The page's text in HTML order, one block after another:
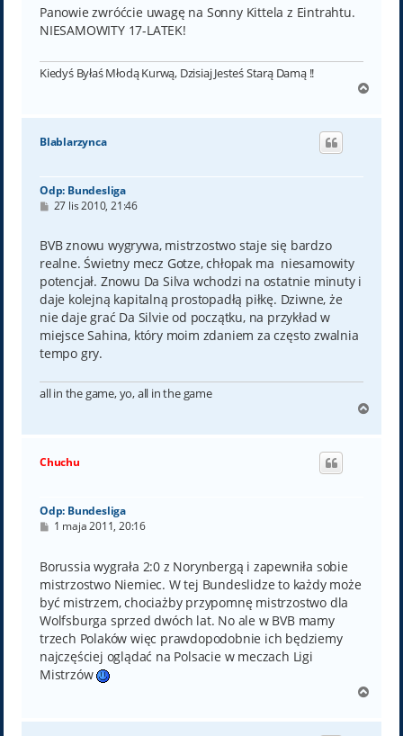
t
Panowie zwróćcie uwagę na Sonny Kittela z Eintrahtu.
NIESAMOWITY 17-LATEK!
Kiedyś Byłaś Młodą Kurwą, Dzisiaj Jesteś Starą Damą !!
g
Blablarzynca
Odp: Bundesliga
P
t
27 lis 2010, 21:46
BVB znowu wygrywa, mistrzostwo staje się bardzo
realne. Świetny mecz Gotze, chłopak ma niesamowity
potencjał. Znowu Da Silva wchodzi na ostatnie minuty i
daje kolejną kapitalną prostopadłą piłkę. Dziwne, że
nie daje grać Da Silvie od początku, na przykład w
miejsce Sahina, który moim zdaniem za często zwalnia
tempo gry.
all in the game, yo, all in the game
g
Chuchu
Odp: Bundesliga
P
t
1 maja 2011, 20:16
Borussia wygrała 2:0 z Norynbergą i zapewniła sobie
mistrzostwo Niemiec. W tej Bundeslidze to każdy może
być mistrzem, chociażby przypomnę mistrzostwo dla
Wolfsburga sprzed dwóch lat. No ale w BVB mamy
trzech Polaków więc prawdopodobnie ich będziemy
najczęściej oglądać na Polsacie w meczach Ligi
Mistrzów
g